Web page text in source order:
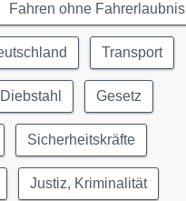
Fahren ohne Fahrerlaubnis
Transport
Diebstahl Gesetz
Sicherheitskräfte
Justiz, Kriminalität